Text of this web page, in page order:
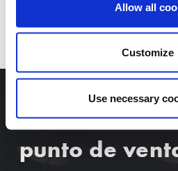
Allow all
Customize
Use necessary
punto de